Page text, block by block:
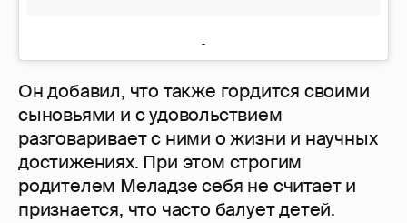
Он добавил, что также гордится своими
сыновьями и с удовольствием
разговаривает с ними о жизни и научных
достижениях. При этом строгим
родителем Меладзе себя не считает и
признается, что часто балует детей.